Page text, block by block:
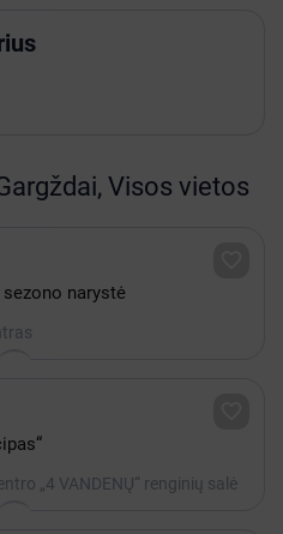
Visos vietos
sezono narystė
„4 VANDENŲ“ renginių salė